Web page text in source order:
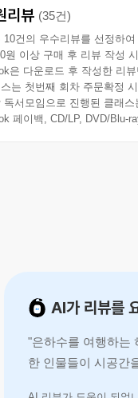
하기도 하는 초고속 항
는 사람들을 비롯, 각
증과 편집증에 시달리는
로 불멸의 생명을 얻고
받은 경력을 추억하며
한 듯 사소한 듯, 심오하
적인 의미는 무엇인가
이 책이 질문을 던지는
한 듯, 사소한 농담을
리뷰 (35건)
10건의 우수리뷰를 선정하
원 이상 구매 후 리뷰 작성 시
은 다운로드 후 작성한 리
는 첫번째 회차 주문확정
독서모임으로 진행된 클래
페이백, CD/LP, DVD/Blu-
AI가 리뷰를
"은하수를 여행하는
한 인물들이 시공간
이 작품은 과학 소설